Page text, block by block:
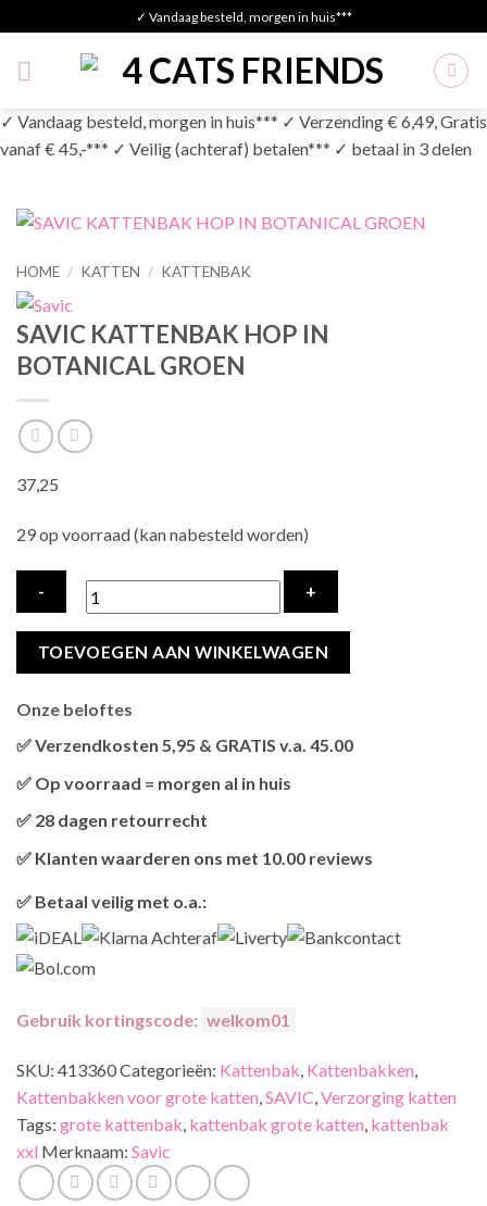
to
content
✓ Vandaag besteld, morgen in huis***
✓ Vandaag besteld, morgen in huis*** ✓ Verzending € 6,49, Gratis
vanaf € 45,-*** ✓ Veilig (achteraf) betalen*** ✓ betaal in 3 delen
HOME / KATTEN / KATTENBAK
SAVIC KATTENBAK HOP IN
BOTANICAL GROEN
37,25
29 op voorraad (kan nabesteld worden)
SAVIC
IN
BOTANICAL
hoeveelheid
TOEVOEGEN AAN WINKELWAGEN
Onze beloftes
✅ Verzendkosten 5,95 & GRATIS v.a. 45.00
bestellingen v.a. 45,00 worden gratis verzonden.
✅ Op voorraad = morgen al in huis
hetvandaag nog verzonden
✅ 28 dagen retourrecht
retourneren.
✅ Klanten waarderen ons met 10.00 reviews
✅ Betaal veilig met o.a.:
Gebruik kortingscode: welkom01
SKU: 413360Categorieën: Kattenbak, Kattenbakken,
Kattenbakken voor grote katten,SAVIC,Verzorging katten
Tags: grote kattenbak, kattenbak grote katten, kattenbak
xxl Merknaam: Savic